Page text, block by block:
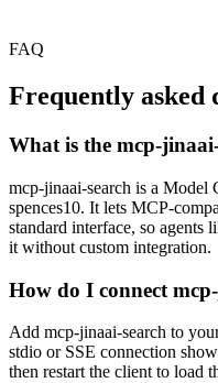
FAQ
Frequently asked
What is the mcp-
mcp-jinaai-search is a Model
spences10. It lets MCP-
standard interface, so agents
it without custom integration.
How do I connect
Add mcp-jinaai-search to
stdio or SSE connection
then restart the client to load